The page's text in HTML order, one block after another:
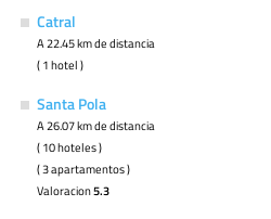
Catral
A 22.45 km de distancia
( 1 hotel )
Santa Pola
A 26.07 km de distancia
( 10 hoteles )
( 3 apartamentos )
Valoracion5.3